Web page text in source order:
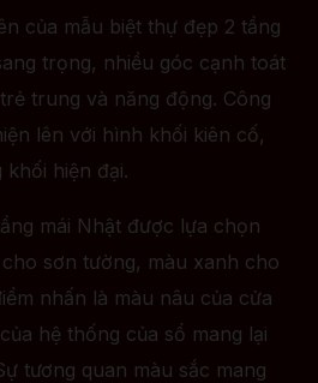
của mẫu biệt thự đẹp 2 tầng
trọng, nhiều góc cạnh toát
trung và năng động. Công
lên với hình khối kiên cố,
khối hiện đại.
mái Nhật được lựa chọn
sơn tường, màu xanh cho
nhấn là màu nâu của cửa
hệ thống của sổ mang lại
tương quan màu sắc mang